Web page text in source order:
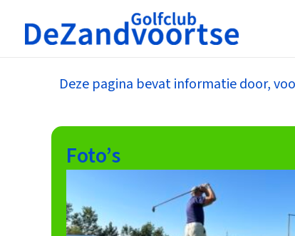
Deze pagina bevat informatie door,
Foto’s